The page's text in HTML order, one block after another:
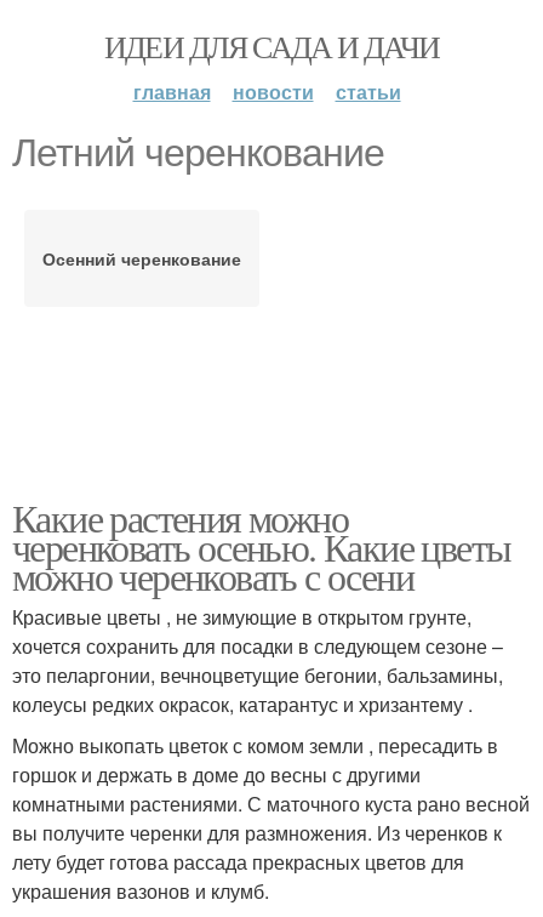
ИДЕИ ДЛЯ САДА И ДАЧИ
главная новости статьи
Летний черенкование
Осенний черенкование
Какие растения можно
черенковать осенью. Какие цветы
можно черенковать с осени
Красивые цветы , не зимующие в открытом грунте,
хочется сохранить для посадки в следующем сезоне –
это пеларгонии, вечноцветущие бегонии, бальзамины,
колеусы редких окрасок, катарантус и хризантему .
Можно выкопать цветок с комом земли , пересадить в
горшок и держать в доме до весны с другими
комнатными растениями. С маточного куста рано весной
вы получите черенки для размножения. Из черенков к
лету будет готова рассада прекрасных цветов для
украшения вазонов и клумб.